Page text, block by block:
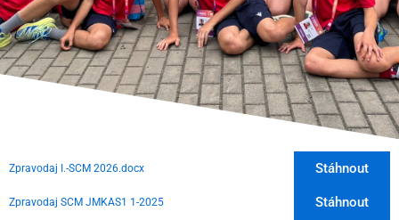
Zpravodaj I.-SCM 2026.docx Stáhnout
Zpravodaj SCM JMKAS1 1-2025 Stáhnout